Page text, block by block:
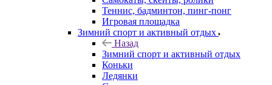
Теннис, бадминтон, пинг-понг
Игровая площадка
Зимний спорт и активный отдых
Назад
Зимний спорт и активный отдых
Коньки
Ледянки